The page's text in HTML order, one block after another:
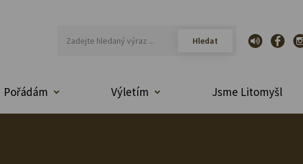
Pořádám Výletím Jsme Litomyšl